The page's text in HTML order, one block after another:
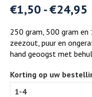
€1,50 -€24,95
250 gram, 500 gram en
zeezout, puur en
hand geoogst met
Korting op uw
1-4